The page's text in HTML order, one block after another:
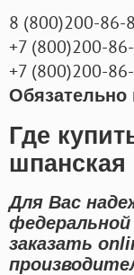
8 (800)200-86-
+7 (800)200-
+7 (800)200-
Обязательно
Где
Для Вас
заказать